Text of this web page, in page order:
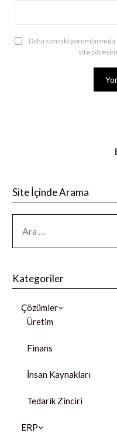
Daha sonraki yorumlarımda
site
Site İçinde Arama
Kategoriler
Çözümler
Üretim
Finans
İnsan Kaynakları
Tedarik Zinciri
ERP